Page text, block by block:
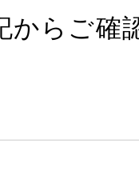
からご確